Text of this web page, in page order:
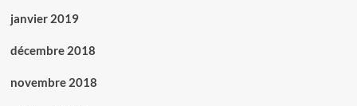
janvier 2019
décembre 2018
novembre 2018